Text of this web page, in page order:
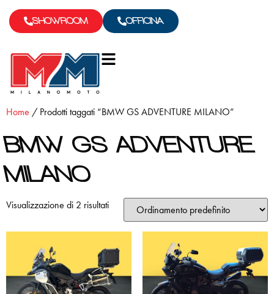
SHOWROOM OFFICINA
Home / Prodotti taggati “BMW GS ADVENTURE MILANO”
BMW GS ADVENTURE
MILANO
Visualizzazione di 2 risultati